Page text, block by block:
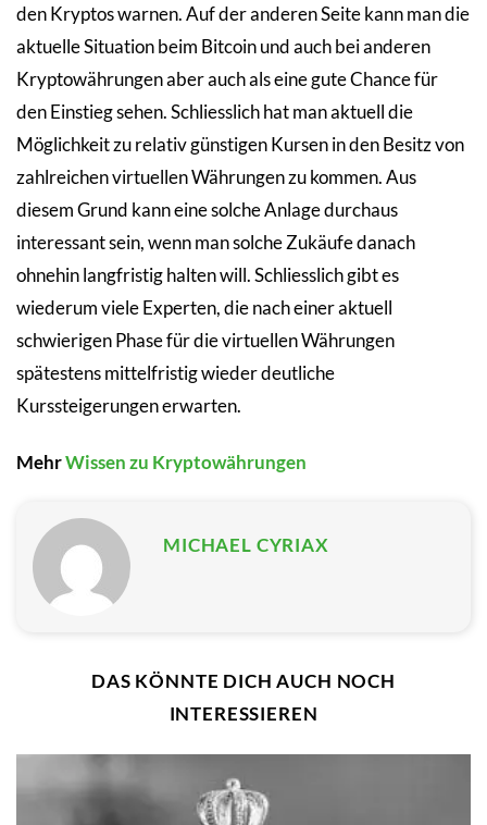
den Kryptos warnen. Auf der anderen Seite kann man die
aktuelle Situation beim Bitcoin und auch bei anderen
Kryptowährungen aber auch als eine gute Chance für
den Einstieg sehen. Schliesslich hat man aktuell die
Möglichkeit zu relativ günstigen Kursen in den Besitz von
zahlreichen virtuellen Währungen zu kommen. Aus
diesem Grund kann eine solche Anlage durchaus
interessant sein, wenn man solche Zukäufe danach
ohnehin langfristig halten will. Schliesslich gibt es
wiederum viele Experten, die nach einer aktuell
schwierigen Phase für die virtuellen Währungen
spätestens mittelfristig wieder deutliche
Kurssteigerungen erwarten.
MehrWissen zu Kryptowährungen
MICHAEL CYRIAX
DAS KÖNNTE DICH AUCH NOCH
INTERESSIEREN